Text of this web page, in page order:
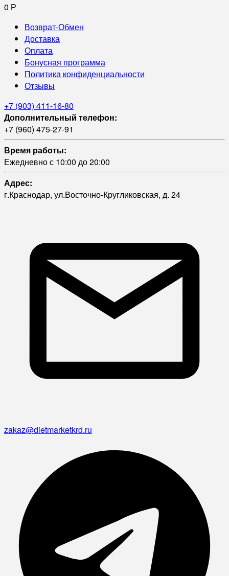
0 Р
Возврат-Обмен
Доставка
Оплата
Бонусная программа
Политика конфиденциальности
Отзывы
+7 (903) 411-16-80
Дополнительный телефон:
+7 (960) 475-27-91
Время работы:
Ежедневно с 10:00 до 20:00
Адрес:
г.Краснодар, ул.Восточно-Кругликовская, д. 24
zakaz@dietmarketkrd.ru